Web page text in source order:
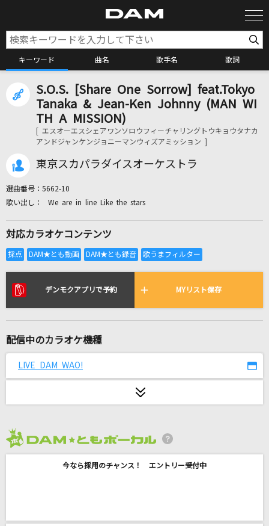
キーワード 曲名 歌手名 歌詞
カラオケ検索
カラオケ店舗検索
リアルタイムで歌われている曲の一覧
エルダーフラワー
Official髭男dism
[生音]好きになった人
都はるみ
Blue Jeans(ビデオクリップバージョン)
HANA
Mrs. GREEN APPLE
フリィダム ロリィタ
S.O.S. [Share One Sorrow] feat.Tokyo
Tanaka & Jean-Ken Johnny (MAN WI
TH A MISSION)
[ エスオーエスシェアワンソロウフィーチャリングトウキョウタナカ
アンドジャンケンジョニーマンウィズアミッション ]
東京スカパラダイスオーケストラ
選曲番号： 5662-10
We are in line Like the stars
対応カラオケコンテンツ
デンモクアプリで予約 MYリスト保存
配信中のカラオケ機種
LIVE DAM WAO!
今なら採用のチャンス！ エントリー受付中